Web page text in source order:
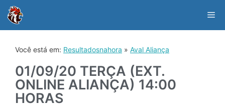
content
Você está em: Resultadosnahora » Aval Aliança
01/09/20 TERÇA (EXT.
ONLINE ALIANÇA) 14:00
HORAS